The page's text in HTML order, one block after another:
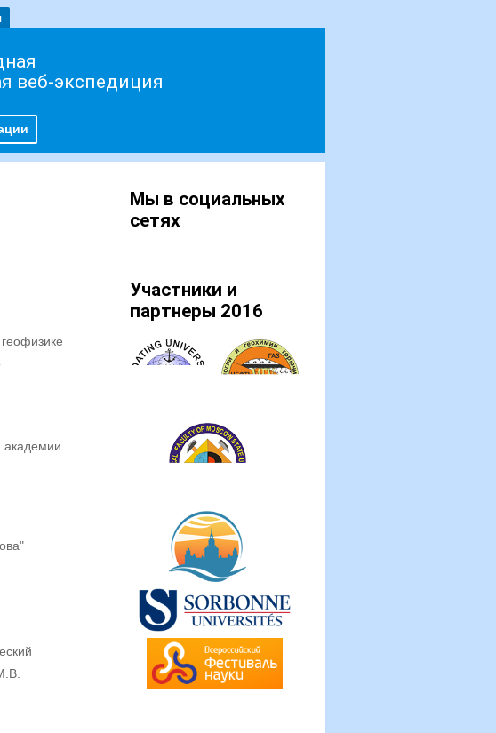
веб-экспедиция
академии
Мы в социальных
сетях
Участники и
партнеры 2016